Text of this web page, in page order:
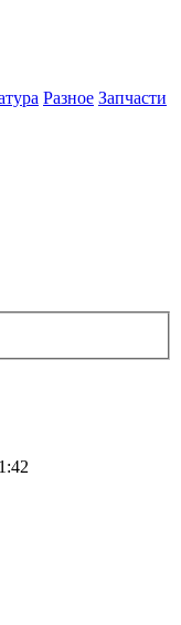
Разное Запчасти